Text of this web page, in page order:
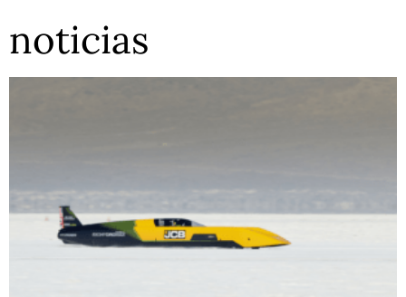
noticias